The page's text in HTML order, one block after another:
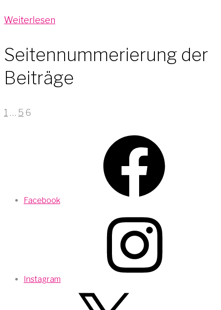
Weiterlesen
Seitennummerierung der
Beiträge
1 … 5 6
Facebook
Instagram